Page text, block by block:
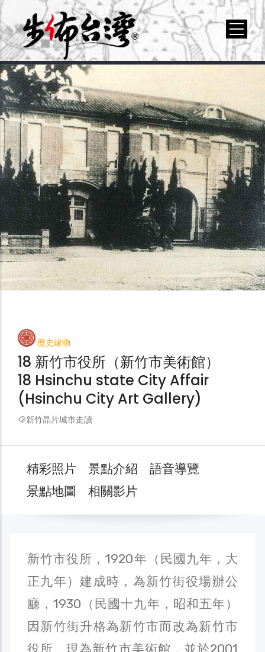
歷史建物
18 新竹市役所（新竹市美術館）
18 Hsinchu state City Affair
(Hsinchu City Art Gallery)
新竹晶片城市走讀
精彩照片 景點介紹
語音導覽
景點地圖
相關影片
新竹市役所，1920年（民國九年，大
正九年）建成時，為新竹街役場辦公
廳，1930（民國十九年，昭和五年）
因新竹街升格為新竹市而改為新竹市
役所。現為新竹市美術館，並於2001